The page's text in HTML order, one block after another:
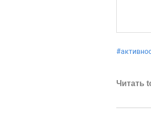
#
Читать